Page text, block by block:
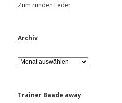
Zum runden Leder
Archiv
A
r
iTrainer Baade away